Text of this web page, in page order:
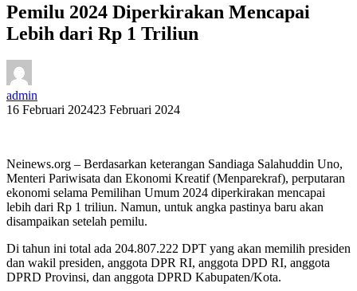
Pemilu 2024 Diperkirakan Mencapai
Lebih dari Rp 1 Triliun
admin
16 Februari 202423 Februari 2024
Neinews.org – Berdasarkan keterangan Sandiaga Salahuddin Uno,
Menteri Pariwisata dan Ekonomi Kreatif (Menparekraf), perputaran
ekonomi selama Pemilihan Umum 2024 diperkirakan mencapai
lebih dari Rp 1 triliun. Namun, untuk angka pastinya baru akan
disampaikan setelah pemilu.
Di tahun ini total ada 204.807.222 DPT yang akan memilih presiden
dan wakil presiden, anggota DPR RI, anggota DPD RI, anggota
DPRD Provinsi, dan anggota DPRD Kabupaten/Kota.